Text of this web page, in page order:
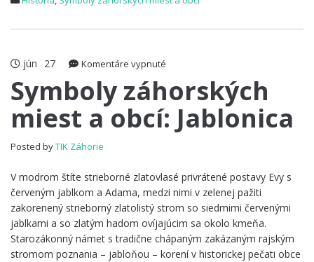
jún 27 Komentáre vypnuté
záhorských
miest
a
obcí:
Symboly záhorských
miest a obcí: Jablonica
Posted byTIK Záhorie
V modrom štíte strieborné zlatovlasé privrátené postavy Evy s
červeným jablkom a Adama, medzi nimi v zelenej pažiti
zakorenený strieborný zlatolistý strom so siedmimi červenými
jablkami a so zlatým hadom ovíjajúcim sa okolo kmeňa.
Starozákonný námet s tradične chápaným zakázaným rajským
stromom poznania – jabloňou – korení v historickej pečati obce